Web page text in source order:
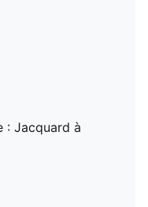
: Jacquard à